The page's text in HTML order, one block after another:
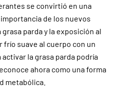
se convirtió en una
de los nuevos
parda y la exposición al
frío suave al cuerpo con un
la grasa parda podría
ahora como una forma
metabólica.